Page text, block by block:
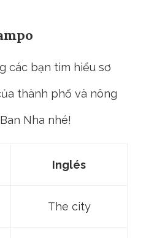
các bạn tìm hiểu sơ
thành phố và nông
Nha nhé!
Inglés
The city